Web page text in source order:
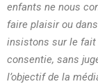
enfants ne nous
faire plaisir ou
insistons sur le fait
consentie, sans
l’objectif de la